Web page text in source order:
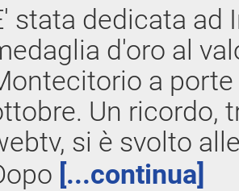
stata dedicata ad
d'oro al
a
Un ricordo,
si è svolto
[...continua]